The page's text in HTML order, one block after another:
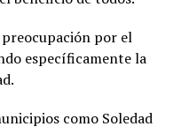
por el
específicamente la
como Soledad